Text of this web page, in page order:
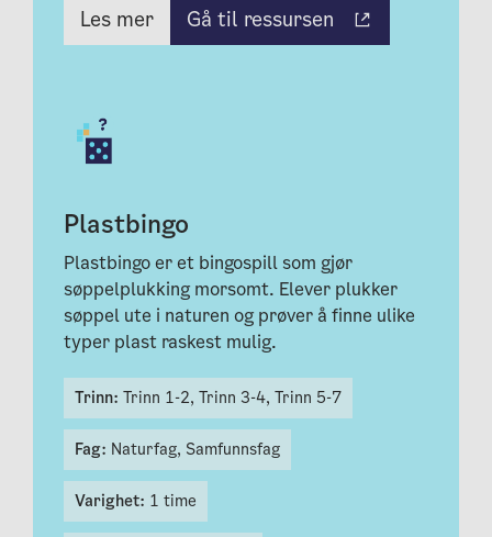
Les mer Gå til ressursen
Plastbingo
Plastbingo er et bingospill som gjør
søppelplukking morsomt. Elever plukker
søppel ute i naturen og prøver å finne ulike
typer plast raskest mulig.
Trinn: Trinn 1-2, Trinn 3-4, Trinn 5-7
Fag: Naturfag, Samfunnsfag
Varighet: 1 time